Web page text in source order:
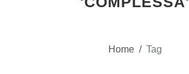
Home / Tag